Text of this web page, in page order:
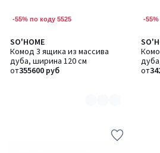
-55% по коду 5525
SO'HOME
Комод 3 ящика из массива
дуба, ширина 120 см
от355600 руб
Количество
цветов:
8
-
от
8